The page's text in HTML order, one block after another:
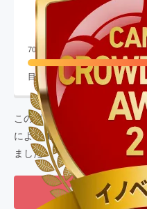
706
目標金額2,000,000円
このプロジェクトは、2019/
により14,134,500 円の資金
ました
もう一度プロ